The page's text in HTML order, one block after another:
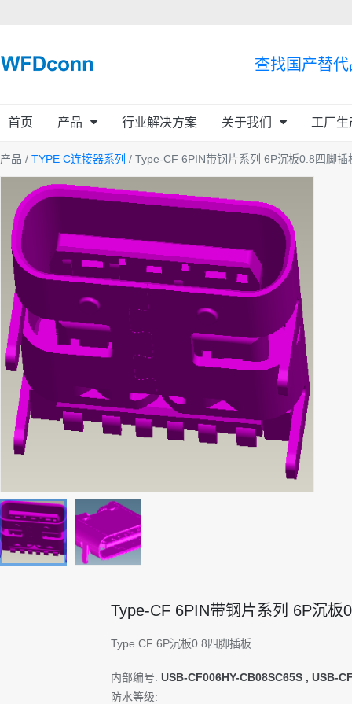
查找国产替
首页 产品 行业解决方案 关于我们 工厂
产品 / TYPE C连接器系列 / Type-CF 6PIN带钢片系列 6P沉板0.8四脚插
Type-CF 6PIN带钢片系列 6P沉板
Type CF 6P沉板0.8四脚插板
内部编号:USB-CF006HY-CB08SC65S , USB-
防水等级: